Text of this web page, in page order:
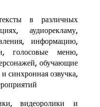
в различных
аудиорекламу,
информацию,
голосовые меню,
обучающие
синхронная озвучка,
видеоролики и